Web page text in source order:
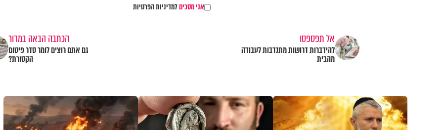
אני מסכיםלמדיניות הפרטיות
אל תפספסו
להידברות דרושות מתנדבות לעבודה
מהבית
הכתבה הבאה במדור
גם אתם רוצים לומר סדר פיטום
הקטורת?